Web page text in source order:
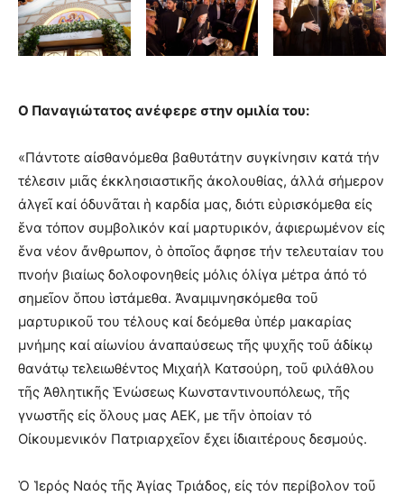
Ο Παναγιώτατος ανέφερε στην ομιλία του:
«Πάντοτε αἰσθανόμεθα βαθυτάτην συγκίνησιν κατά τήν
τέλεσιν μιᾶς ἐκκλησιαστικῆς ἀκολουθίας, ἀλλά σήμερον
ἀλγεῖ καί ὀδυνᾶται ἡ καρδία μας, διότι εὑρισκόμεθα εἰς
ἕνα τόπον συμβολικόν καί μαρτυρικόν, ἀφιερωμένον εἰς
ἕνα νέον ἄνθρωπον, ὁ ὁποῖος ἄφησε τήν τελευταίαν του
πνοήν βιαίως δολοφονηθείς μόλις ὀλίγα μέτρα ἀπό τό
σημεῖον ὅπου ἱστάμεθα. Ἀναμιμνησκόμεθα τοῦ
μαρτυρικοῦ του τέλους καί δεόμεθα ὑπέρ μακαρίας
μνήμης καί αἰωνίου ἀναπαύσεως τῆς ψυχῆς τοῦ ἀδίκῳ
θανάτῳ τελειωθέντος Μιχαήλ Κατσούρη, τοῦ φιλάθλου
τῆς Ἀθλητικῆς Ἑνώσεως Κωνσταντινουπόλεως, τῆς
γνωστῆς εἰς ὅλους μας ΑΕΚ, με τῆν ὁποίαν τό
Οἰκουμενικόν Πατριαρχεῖον ἔχει ἰδιαιτέρους δεσμούς.
Ὁ Ἱερός Ναός τῆς Ἁγίας Τριάδος, εἰς τόν περίβολον τοῦ